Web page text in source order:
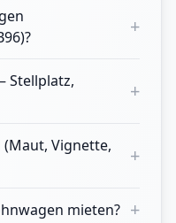
+
Stellplatz,
+
Vignette,
+
mieten? +